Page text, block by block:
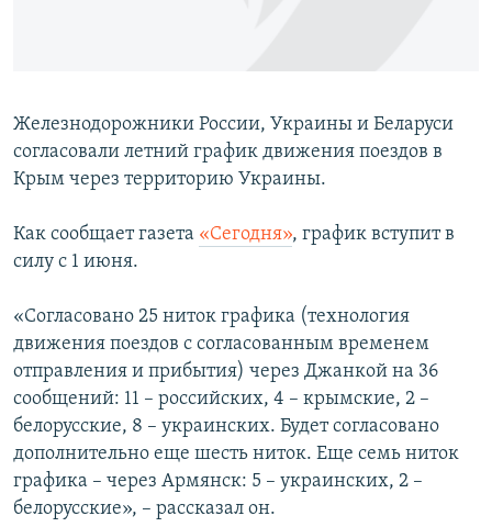
УКРАИНСКАЯ ПРОБЛЕМА КРЫМА
Железнодорожники России, Украины и Беларуси
согласовали летний график движения поездов в
Крым через территорию Украины.
Как сообщает газета «Сегодня», график вступит в
силу с 1 июня.
«Согласовано 25 ниток графика (технология
движения поездов с согласованным временем
отправления и прибытия) через Джанкой на 36
сообщений: 11 – российских, 4 – крымские, 2 –
белорусские, 8 – украинских. Будет согласовано
дополнительно еще шесть ниток. Еще семь ниток
графика – через Армянск: 5 – украинских, 2 –
белорусские», – рассказал он.